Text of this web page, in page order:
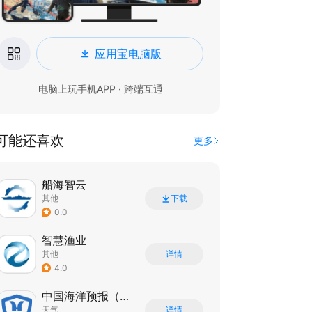
应用宝电脑版
电脑上玩手机APP · 跨端互通
能还喜欢 更多
船海智云
其他
0.0
下载
智慧渔业
其他
4.0
详情
中国海洋预报（公众版）
天气 详情